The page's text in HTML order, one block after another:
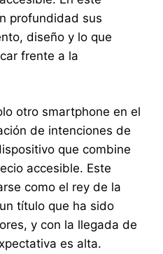
profundidad sus
diseño y lo que
frente a la
otro smartphone en el
de intenciones de
que combine
accesible. Este
como el rey de la
título que ha sido
y con la llegada de
es alta.